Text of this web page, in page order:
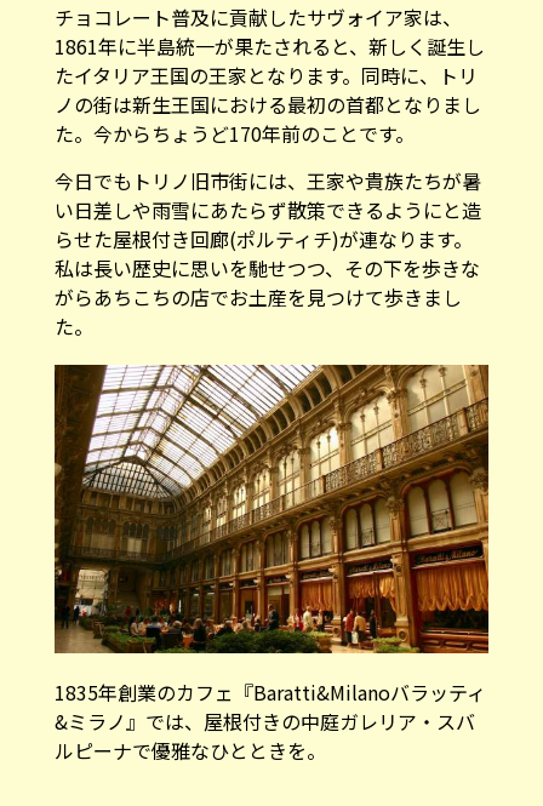
チョコレート普及に貢献したサヴォイア家は、
1861年に半島統一が果たされると、新しく誕生し
たイタリア王国の王家となります。同時に、トリ
ノの街は新生王国における最初の首都となりまし
た。今からちょうど170年前のことです。
今日でもトリノ旧市街には、王家や貴族たちが暑
い日差しや雨雪にあたらず散策できるようにと造
らせた屋根付き回廊(ポルティチ)が連なります。
私は長い歴史に思いを馳せつつ、その下を歩きな
がらあちこちの店でお土産を見つけて歩きまし
た。
1835年創業のカフェ『Baratti&Milanoバラッティ
&ミラノ』では、屋根付きの中庭ガレリア・スバ
ルピーナで優雅なひとときを。